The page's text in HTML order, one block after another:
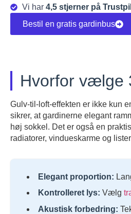
Vi har 4,5 stjerner på
Bestil en gratis gardinbus
Hvorfor vælge
Gulv-til-loft-effekten er ikke kun
sikrer, at gardinerne elegant
høj sokkel. Det er også en
radiatorer, vindueskarme og
Elegant proportion:
Kontrolleret lys: Vælg
Akustisk forbedring: